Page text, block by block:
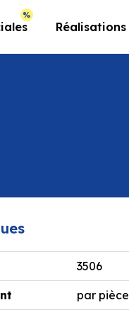
Réalisations
3506
par pièce